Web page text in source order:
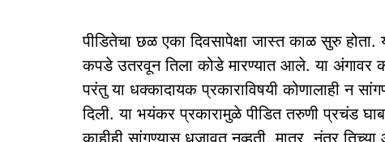
पीडितेचा छळ एका दिवसापेक्षा जास्त काळ सुरु
कपडे उतरवून तिला कोडे मारण्यात आले. या अंगावर
परंतु या धक्कादायक प्रकाराविषयी कोणालाही न
दिली. या भयंकर प्रकारामुळे पीडित तरुणी प्रचंड